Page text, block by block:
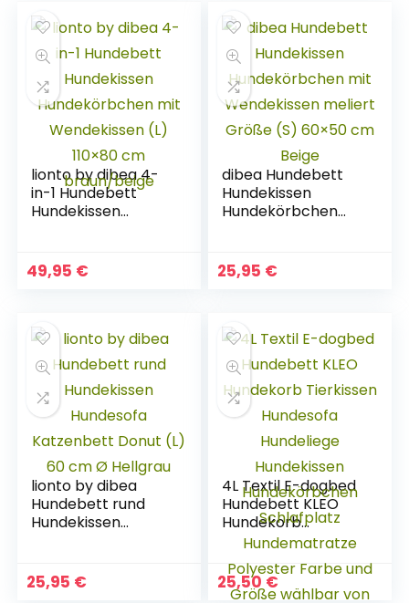
lionto by dibea 4-
in-1 Hundebett
Hundekissen
(L) 110×80 cm
braun/beige
49,95 €
dibea Hundebett
Hundekissen
Hundekörbchen
60×50 cm Beige
25,95 €
lionto by dibea
Hundebett rund
Hundekissen
(L) 60 cm Ø
Hellgrau
25,95 €
4L Textil E-dogbed
Hundebett KLEO
Hundekorb
Tierkissen
Hundesofa
Hundeliege
Hundekissen
25,50 €